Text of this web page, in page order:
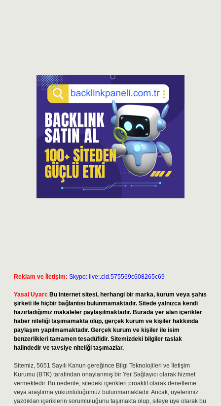
Reklam ve İletişim: Skype: live:.cid.575569c608265c69
Yasal Uyarı: Bu internet sitesi, herhangi bir marka, kurum veya şahıs
şirketi ile hiçbir bağlantısı bulunmamaktadır. Sitede yalnızca kendi
hazırladığımız makaleler paylaşılmaktadır. Burada yer alan içerikler
haber niteliği taşımamakta olup, gerçek kurum ve kişiler hakkında
paylaşım yapılmamaktadır. Gerçek kurum ve kişiler ile isim
benzerlikleri tamamen tesadüfidir. Sitemizdeki bilgiler taslak
halindedir ve tavsiye niteliği taşımazlar.
Sitemiz, 5651 Sayılı Kanun gereğince Bilgi Teknolojileri ve İletişim
Kurumu (BTK) tarafından onaylanmış bir Yer Sağlayıcı olarak hizmet
vermektedir. Bu nedenle, sitedeki içerikleri proaktif olarak denetleme
veya araştırma yükümlülüğümüz bulunmamaktadır. Ancak, üyelerimiz
yazdıkları içeriklerin sorumluluğunu taşımakta olup, siteye üye olarak bu